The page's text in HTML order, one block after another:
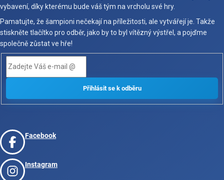
vybavení, díky kterému bude váš tým na vrcholu své hry.
Pamatujte, že šampioni nečekají na příležitosti, ale vytvářejí je. Takže
stiskněte tlačítko pro odběr, jako by to byl vítězný výstřel, a pojďme
společně zůstat ve hře!
Facebook
Instagram